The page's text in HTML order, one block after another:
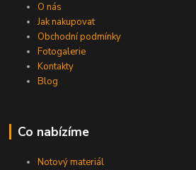
O nás
Jak nakupovat
Obchodní podmínky
Fotogalerie
Kontakty
Blog
Co nabízíme
Notový materiál